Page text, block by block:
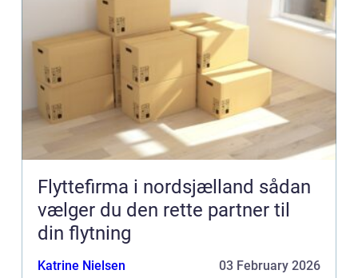
Flyttefirma i nordsjælland sådan
vælger du den rette partner til
din flytning
Katrine Nielsen 03 February 2026